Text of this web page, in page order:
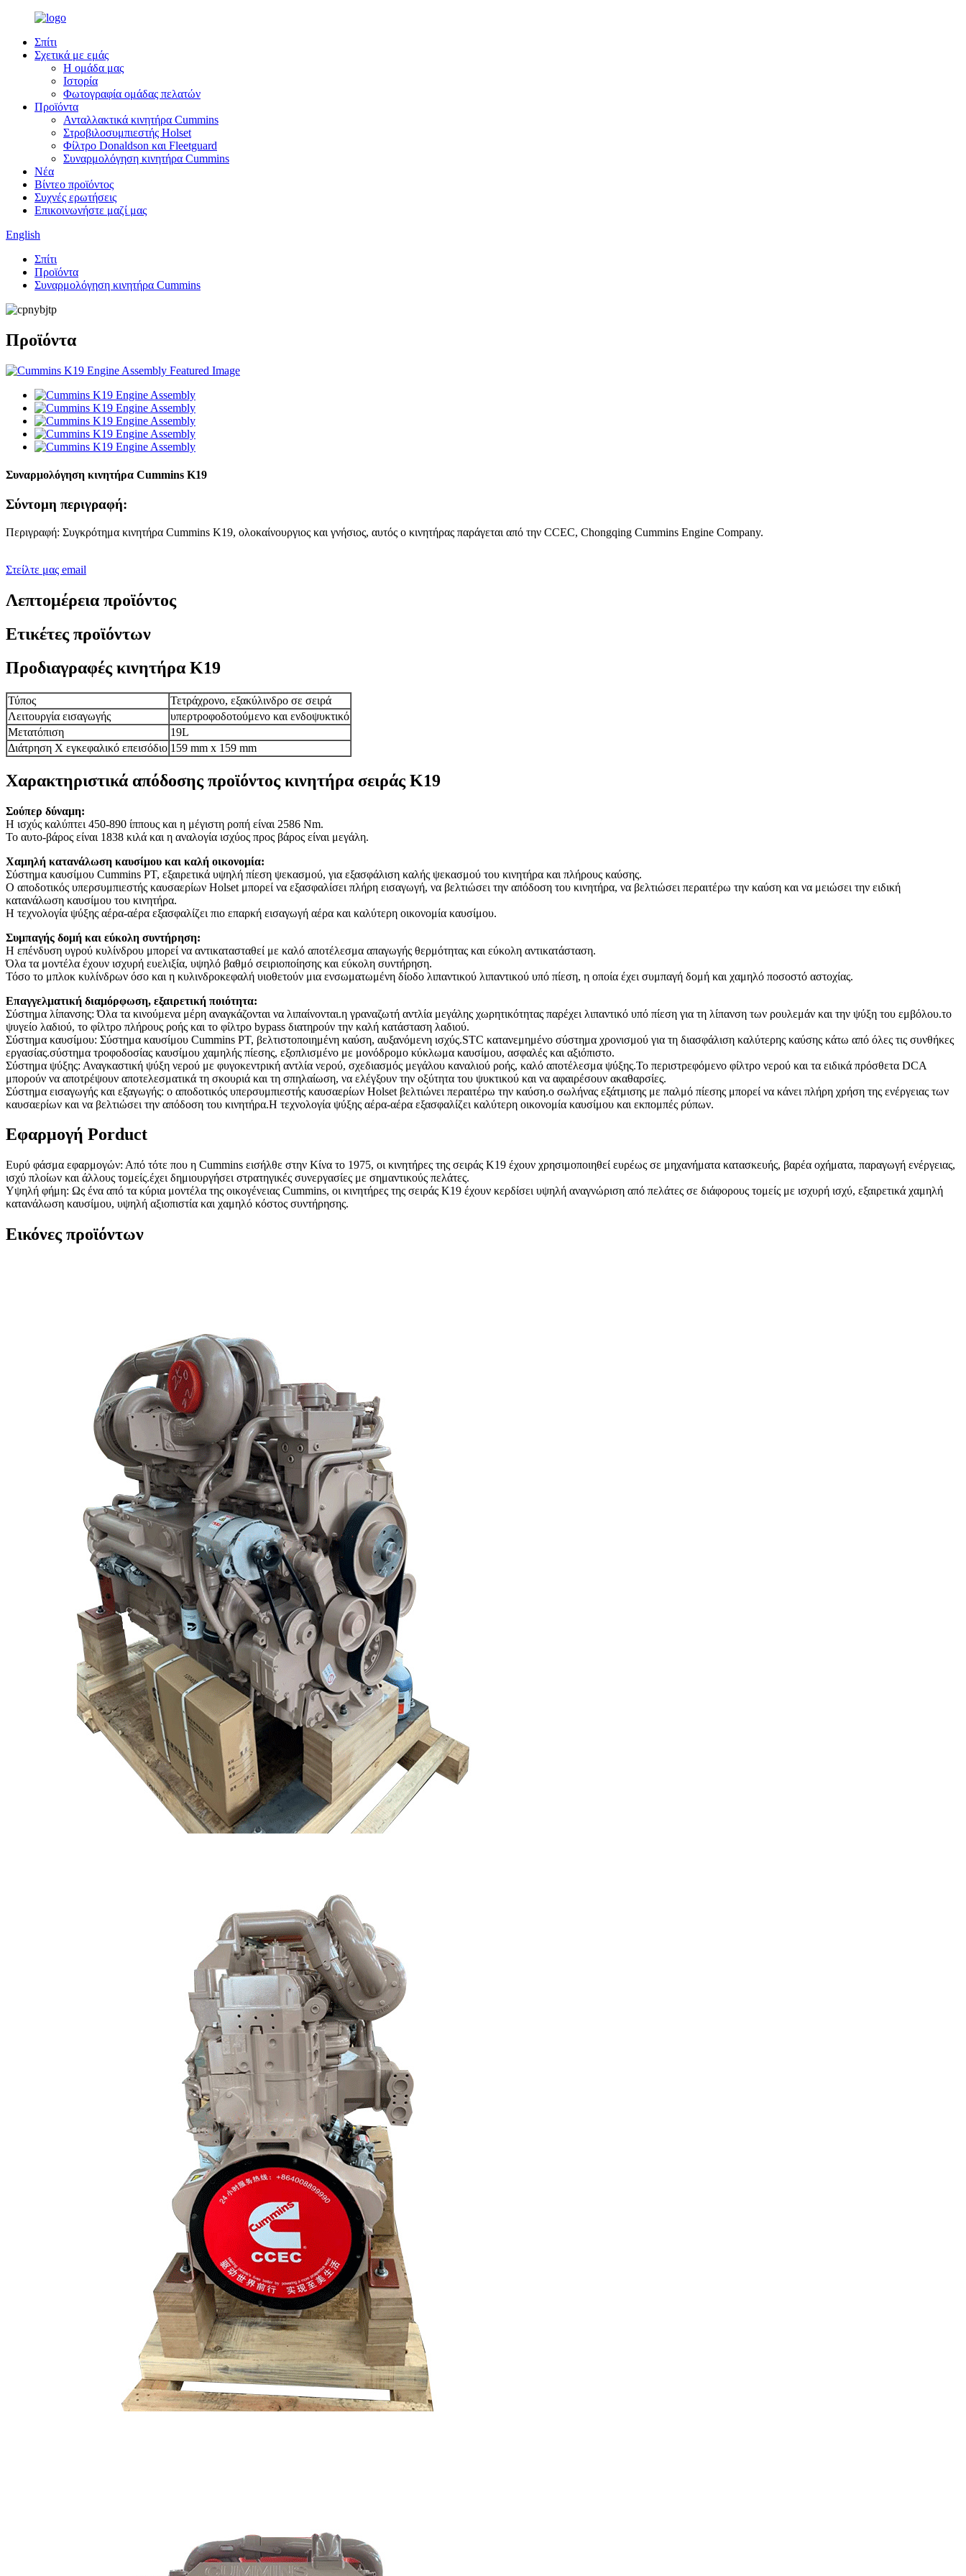
Σπίτι
Σχετικά με εμάς
Η ομάδα μας
Ιστορία
Φωτογραφία ομάδας πελατών
Προϊόντα
Ανταλλακτικά κινητήρα Cummins
Στροβιλοσυμπιεστής Holset
Φίλτρο Donaldson και Fleetguard
Συναρμολόγηση κινητήρα Cummins
Νέα
Βίντεο προϊόντος
Συχνές ερωτήσεις
Επικοινωνήστε μαζί μας
English
Σπίτι
Προϊόντα
Συναρμολόγηση κινητήρα Cummins
Προϊόντα
Συναρμολόγηση κινητήρα Cummins K19
Σύντομη περιγραφή:
Περιγραφή: Συγκρότημα κινητήρα Cummins K19, ολοκαίνουργιος και γνήσιος, αυτός ο κινητήρας παράγεται από την CCEC, Chongqing Cummins Engine Company.
Στείλτε μας email
Λεπτομέρεια προϊόντος
Ετικέτες προϊόντων
Προδιαγραφές κινητήρα K19
Τύπος
Τετράχρονο, εξακύλινδρο σε σειρά
Λειτουργία εισαγωγής
υπερτροφοδοτούμενο και ενδοψυκτικό
Μετατόπιση
19L
Διάτρηση Χ εγκεφαλικό επεισόδιο 159 mm x 159 mm
Χαρακτηριστικά απόδοσης προϊόντος κινητήρα σειράς K19
Σούπερ δύναμη:
Η ισχύς καλύπτει 450-890 ίππους και η μέγιστη ροπή είναι 2586 Nm.
Το αυτο-βάρος είναι 1838 κιλά και η αναλογία ισχύος προς βάρος είναι μεγάλη.
Χαμηλή κατανάλωση καυσίμου και καλή οικονομία:
Σύστημα καυσίμου Cummins PT, εξαιρετικά υψηλή πίεση ψεκασμού, για εξασφάλιση καλής ψεκασμού του κινητήρα και πλήρους καύσης.
Ο αποδοτικός υπερσυμπιεστής καυσαερίων Holset μπορεί να εξασφαλίσει πλήρη εισαγωγή, να βελτιώσει την απόδοση του κινητήρα, να βελτιώσει περαιτέρω την καύση και να μειώσει την ειδική
κατανάλωση καυσίμου του κινητήρα.
Η τεχνολογία ψύξης αέρα-αέρα εξασφαλίζει πιο επαρκή εισαγωγή αέρα και καλύτερη οικονομία καυσίμου.
Συμπαγής δομή και εύκολη συντήρηση:
Η επένδυση υγρού κυλίνδρου μπορεί να αντικατασταθεί με καλό αποτέλεσμα απαγωγής θερμότητας και εύκολη αντικατάσταση.
Όλα τα μοντέλα έχουν ισχυρή ευελιξία, υψηλό βαθμό σειριοποίησης και εύκολη συντήρηση.
Τόσο το μπλοκ κυλίνδρων όσο και η κυλινδροκεφαλή υιοθετούν μια ενσωματωμένη δίοδο λιπαντικού λιπαντικού υπό πίεση, η οποία έχει συμπαγή δομή και χαμηλό ποσοστό αστοχίας.
Επαγγελματική διαμόρφωση, εξαιρετική ποιότητα:
Σύστημα λίπανσης: Όλα τα κινούμενα μέρη αναγκάζονται να λιπαίνονται.η γραναζωτή αντλία μεγάλης χωρητικότητας παρέχει λιπαντικό υπό πίεση για τη λίπανση των ρουλεμάν και την ψύξη του εμβόλου.το
ψυγείο λαδιού, το φίλτρο πλήρους ροής και το φίλτρο bypass διατηρούν την καλή κατάσταση λαδιού.
Σύστημα καυσίμου: Σύστημα καυσίμου Cummins PT, βελτιστοποιημένη καύση, αυξανόμενη ισχύς.STC κατανεμημένο σύστημα χρονισμού για τη διασφάλιση καλύτερης καύσης κάτω από όλες τις συνθήκες
εργασίας.σύστημα τροφοδοσίας καυσίμου χαμηλής πίεσης, εξοπλισμένο με μονόδρομο κύκλωμα καυσίμου, ασφαλές και αξιόπιστο.
Σύστημα ψύξης: Αναγκαστική ψύξη νερού με φυγοκεντρική αντλία νερού, σχεδιασμός μεγάλου καναλιού ροής, καλό αποτέλεσμα ψύξης.Το περιστρεφόμενο φίλτρο νερού και τα ειδικά πρόσθετα DCA
μπορούν να αποτρέψουν αποτελεσματικά τη σκουριά και τη σπηλαίωση, να ελέγξουν την οξύτητα του ψυκτικού και να αφαιρέσουν ακαθαρσίες.
Σύστημα εισαγωγής και εξαγωγής: ο αποδοτικός υπερσυμπιεστής καυσαερίων Holset βελτιώνει περαιτέρω την καύση.ο σωλήνας εξάτμισης με παλμό πίεσης μπορεί να κάνει πλήρη χρήση της ενέργειας των
καυσαερίων και να βελτιώσει την απόδοση του κινητήρα.Η τεχνολογία ψύξης αέρα-αέρα εξασφαλίζει καλύτερη οικονομία καυσίμου και εκπομπές ρύπων.
Εφαρμογή Porduct
Ευρύ φάσμα εφαρμογών: Από τότε που η Cummins εισήλθε στην Κίνα το 1975, οι κινητήρες της σειράς K19 έχουν χρησιμοποιηθεί ευρέως σε μηχανήματα κατασκευής, βαρέα οχήματα, παραγωγή ενέργειας,
ισχύ πλοίων και άλλους τομείς.έχει δημιουργήσει στρατηγικές συνεργασίες με σημαντικούς πελάτες.
Υψηλή φήμη: Ως ένα από τα κύρια μοντέλα της οικογένειας Cummins, οι κινητήρες της σειράς K19 έχουν κερδίσει υψηλή αναγνώριση από πελάτες σε διάφορους τομείς με ισχυρή ισχύ, εξαιρετικά χαμηλή
κατανάλωση καυσίμου, υψηλή αξιοπιστία και χαμηλό κόστος συντήρησης.
Εικόνες προϊόντων